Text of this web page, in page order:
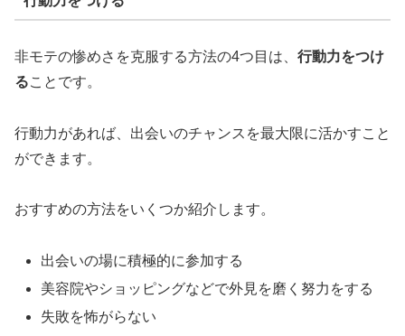
非モテの惨めさを克服する方法の4つ目は、 行動力をつけ
ることです。
行動力があれば、出会いのチャンスを最大限に活かすこと
ができます。
おすすめの方法をいくつか紹介します。
出会いの場に積極的に参加する
美容院やショッピングなどで外見を磨く努力をする
失敗を怖がらない